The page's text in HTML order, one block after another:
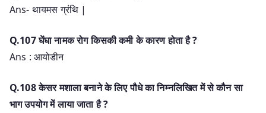
Ans- थायमस ग्रंथि |
Q.107 घेंघा नामक रोग किसकी कमी के कारण होता है ?
Ans : आयोडीन
Q.108 केसर मशाला बनाने के लिए पौधे का निम्नलिखित में से कौन सा
भाग उपयोग में लाया जाता है ?